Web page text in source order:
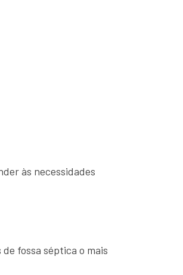
às necessidades
fossa séptica o mais